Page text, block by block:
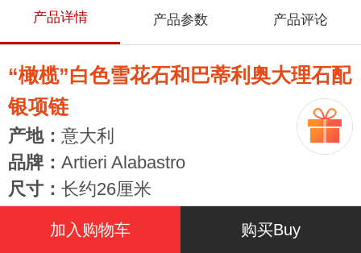
产品详情 产品参数 产品评论
“橄榄”白色雪花石和巴蒂利奥大理石配
银项链
产地： 意大利
品牌： Artieri Alabastro
尺寸： 长约26厘米
配送信息：预计1个月左右
加入购物车 购买Buy